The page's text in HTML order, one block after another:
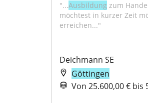
"...Ausbildung zum
möchtest in kurzer Zeit
erreichen..."
Deichmann SE
Göttingen
Von 25.600,00 € bis